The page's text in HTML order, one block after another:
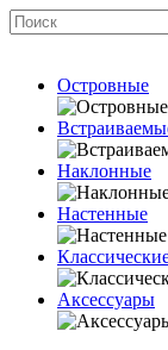
Островные
Наклонные
Настенные
Аксессуары